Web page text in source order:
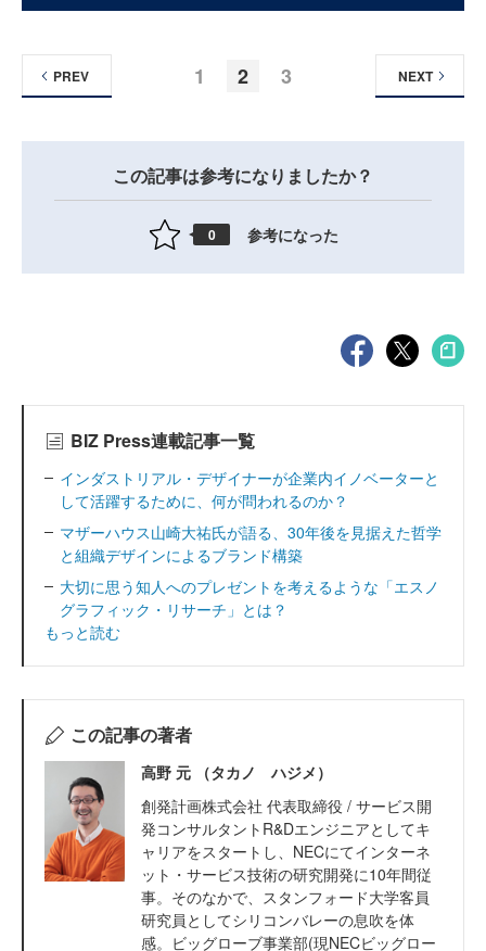
1 2 3
PREV NEXT
この記事は参考になりましたか？
0 参考になった
BIZ Press連載記事一覧
インダストリアル・デザイナーが企業内イノベーターと
して活躍するために、何が問われるのか？
マザーハウス山崎大祐氏が語る、30年後を見据えた哲学
と組織デザインによるブランド構築
大切に思う知人へのプレゼントを考えるような「エスノ
グラフィック・リサーチ」とは？
もっと読む
この記事の著者
高野 元 （タカノ ハジメ）
創発計画株式会社 代表取締役 / サービス開
発コンサルタントR&Dエンジニアとしてキ
ャリアをスタートし、NECにてインターネ
ット・サービス技術の研究開発に10年間従
事。そのなかで、スタンフォード大学客員
研究員としてシリコンバレーの息吹を体
感。ビッグローブ事業部(現NECビッグロー